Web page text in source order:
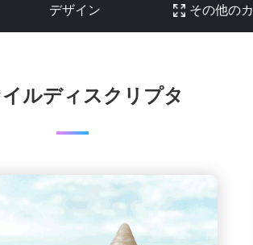
デザイン その他の
ルディスクリプタ